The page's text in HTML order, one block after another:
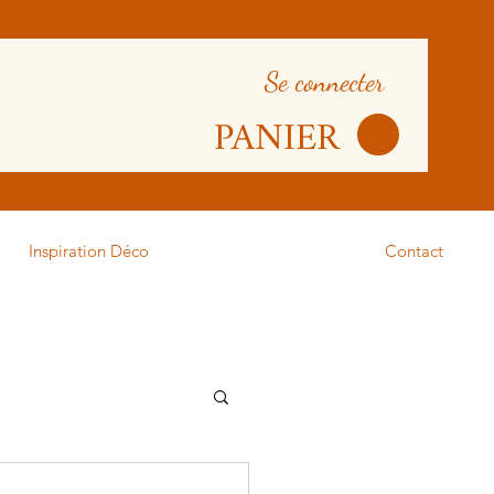
Se connecter
PANIER
Inspiration Déco Contact